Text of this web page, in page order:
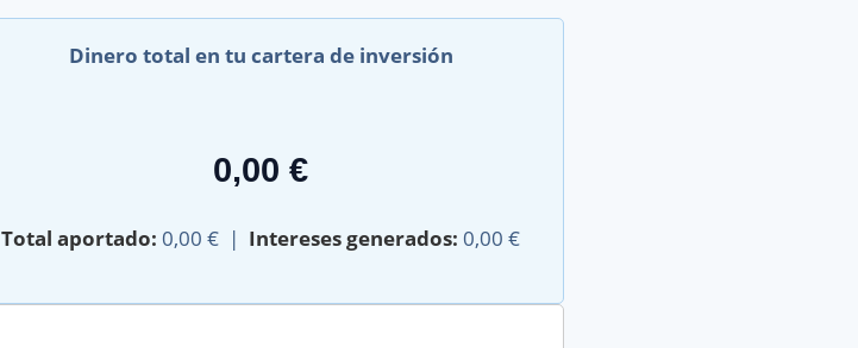
Dinero total en tu cartera de inversión
0,00 €
Total aportado: 0,00 € | Intereses generados: 0,00 €